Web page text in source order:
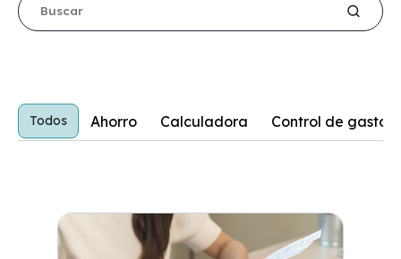
Todos Ahorro Calculadora Control de gastos